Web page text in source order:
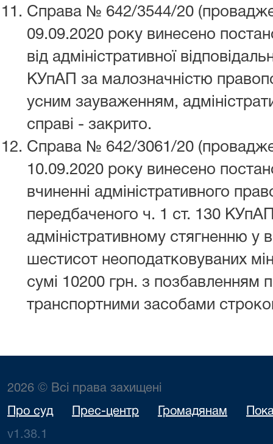
Справа № 642/3544/20
09.09.2020 року винесено
від адміністративної
КУпАП за малозначністю
усним зауваженням,
справі - закрито.
Справа № 642/3061/20
10.09.2020 року винесено
вчиненні адміністративного
передбаченого ч. 1 ст. 130
адміністративному стягненню у
шестисот неоподатковуваних
сумі 10200 грн. з позбавленням
транспортними засобами
2026 © Всі права захищені
Про суд Прес-центр Громадянам
v1.38.1